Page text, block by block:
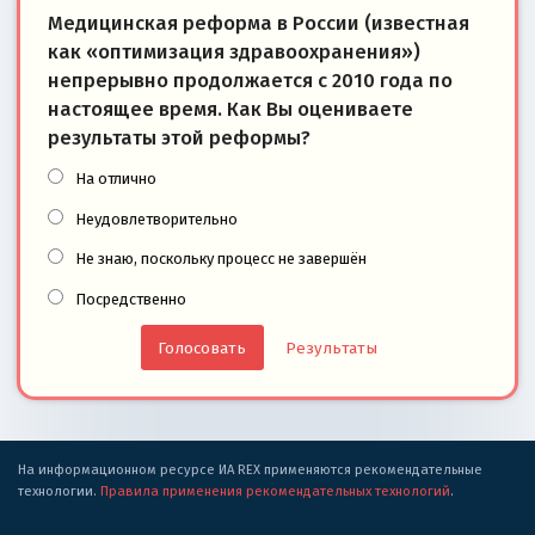
Медицинская реформа в России (известная
как «оптимизация здравоохранения»)
непрерывно продолжается с 2010 года по
настоящее время. Как Вы оцениваете
результаты этой реформы?
На отлично
Неудовлетворительно
Не знаю, поскольку процесс не завершён
Посредственно
Результаты
На информационном ресурсе ИА REX применяются рекомендательные
технологии. Правила применения рекомендательных технологий.